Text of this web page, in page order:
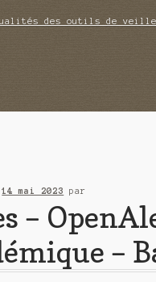
des outils de veille
14 mai 2023 par
–
–